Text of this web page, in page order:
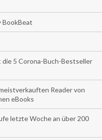
BookBeat
die 5 Corona-Buch-Bestseller
Reader von
eBooks
letzte Woche an über 200